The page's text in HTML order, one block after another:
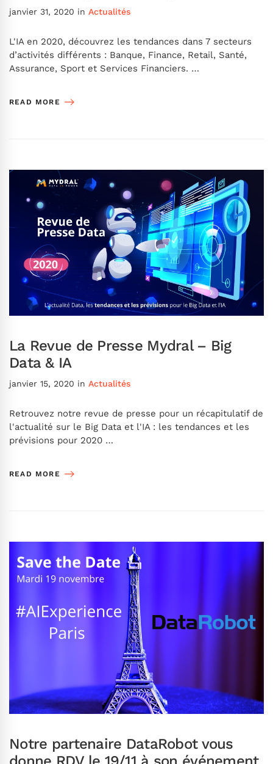
janvier 31, 2020 in Actualités
L'IA en 2020, découvrez les tendances dans 7 secteurs
d’activités différents : Banque, Finance, Retail, Santé,
Assurance, Sport et Services Financiers. …
READ MORE
La Revue de Presse Mydral – Big
Data & IA
janvier 15, 2020 in Actualités
Retrouvez notre revue de presse pour un récapitulatif de
l'actualité sur le Big Data et l'IA : les tendances et les
prévisions pour 2020 …
READ MORE
Notre partenaire DataRobot vous